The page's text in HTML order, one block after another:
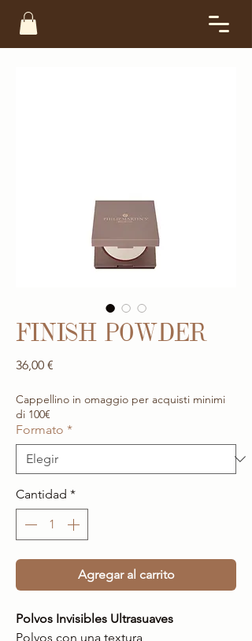
FINISH POWDER
36,00 €
Cappellino in omaggio per acquisti minimi
di 100€
Formato *
Cantidad *
Agregar al carrito
Polvos Invisibles Ultrasuaves
Polvos con una textura